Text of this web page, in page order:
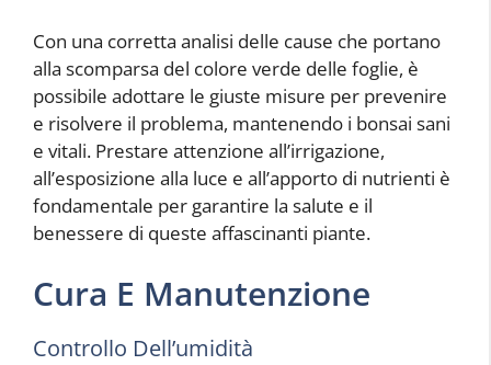
Con una corretta analisi delle cause che portano
alla scomparsa del colore verde delle foglie, è
possibile adottare le giuste misure per prevenire
e risolvere il problema, mantenendo i bonsai sani
e vitali. Prestare attenzione all’irrigazione,
all’esposizione alla luce e all’apporto di nutrienti è
fondamentale per garantire la salute e il
benessere di queste affascinanti piante.
Cura E Manutenzione
Controllo Dell’umidità